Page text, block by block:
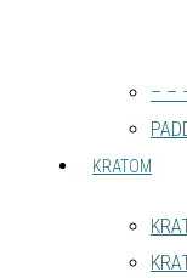
– –
KRATOM